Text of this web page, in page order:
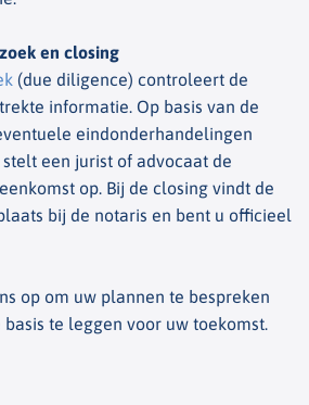
en closing
(due diligence) controleert de
informatie. Op basis van de
eindonderhandelingen
een jurist of advocaat de
op. Bij de closing vindt de
bij de notaris en bent u officieel
op om uw plannen te bespreken
te leggen voor uw toekomst.